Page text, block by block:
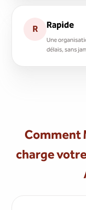
R Rapide
Une
délais, sans
Comment
charge